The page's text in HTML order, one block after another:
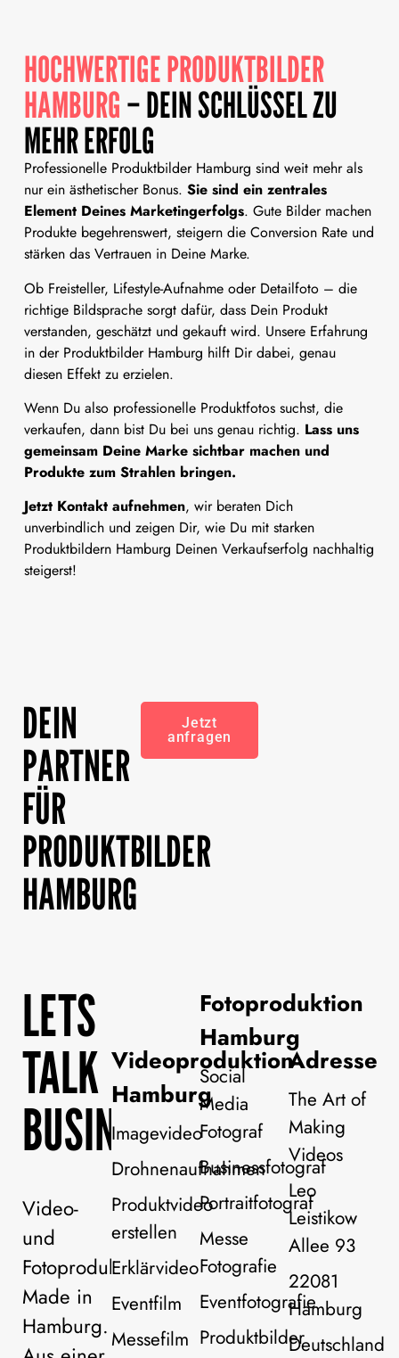
HOCHWERTIGE PRODUKTBILDER
HAMBURG– DEIN SCHLÜSSEL ZU
MEHR ERFOLG
Professionelle Produktbilder Hamburg sind weit mehr als
nur ein ästhetischer Bonus. Sie sind ein zentrales
Element Deines Marketingerfolgs. Gute Bilder machen
Produkte begehrenswert, steigern die Conversion Rate und
stärken das Vertrauen in Deine Marke.
Ob Freisteller, Lifestyle-Aufnahme oder Detailfoto – die
richtige Bildsprache sorgt dafür, dass Dein Produkt
verstanden, geschätzt und gekauft wird. Unsere Erfahrung
in der Produktbilder Hamburg hilft Dir dabei, genau
diesen Effekt zu erzielen.
Wenn Du also professionelle Produktfotos suchst, die
verkaufen, dann bist Du bei uns genau richtig. Lass uns
gemeinsam Deine Marke sichtbar machen und
Produkte zum Strahlen bringen.
Jetzt Kontakt aufnehmen, wir beraten Dich
unverbindlich und zeigen Dir, wie Du mit starken
Produktbildern Hamburg Deinen Verkaufserfolg nachhaltig
steigerst!
DEIN
PARTNER
FÜR
PRODUKTBILDER
HAMBURG
Jetzt
anfragen
LETS
TALK
BUSINESS!
Video-
und
Fotoproduktion
Made in
Hamburg.
Videoproduktion
Hamburg
Imagevideo
Drohnenaufnahmen
Produktvideo
erstellen
Erklärvideo
Eventfilm
Messefilm
Fotoproduktion
Hamburg
Social
Media
Fotograf
Businessfotograf
Portraitfotograf
Messe
Fotografie
Eventfotografie
Produktbilder
Adresse
The Art of
Making
Videos
Leo
Leistikow
Allee 93
22081
Hamburg
Deutschland